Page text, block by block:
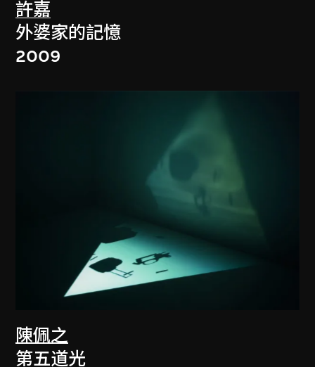
許嘉
外婆家的記憶
2009
陳佩之
第五道光